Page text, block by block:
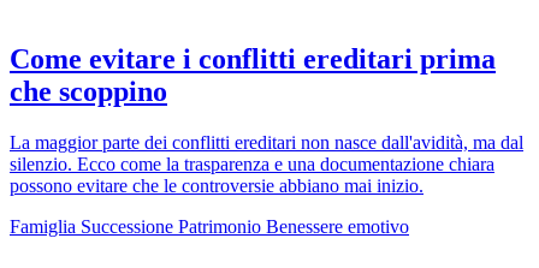
Come evitare i conflitti ereditari prima
che scoppino
La maggior parte dei conflitti ereditari non nasce dall'avidità, ma dal
silenzio. Ecco come la trasparenza e una documentazione chiara
possono evitare che le controversie abbiano mai inizio.
Famiglia Successione Patrimonio Benessere emotivo